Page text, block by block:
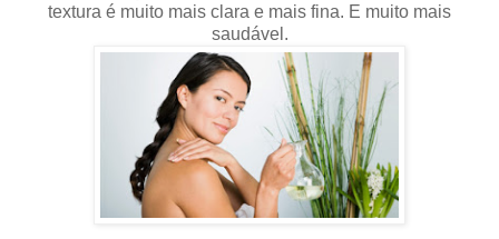
textura é muito mais clara e mais fina. E muito mais
saudável.